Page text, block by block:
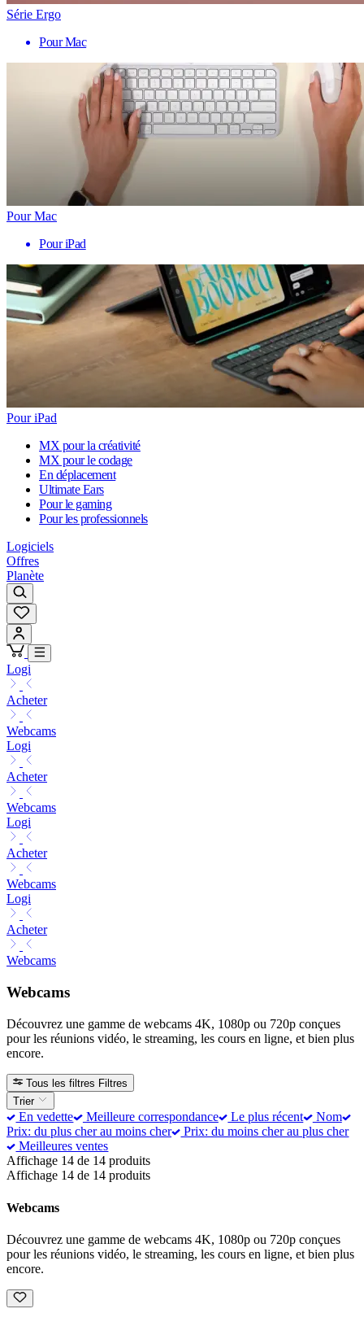
Série Ergo
Pour Mac
Pour Mac
Pour iPad
Pour iPad
MX pour la créativité
MX pour le codage
En déplacement
Ultimate Ears
Pour le gaming
Pour les professionnels
Logiciels
Offres
Planète
Logi
Acheter
Webcams
Logi
Acheter
Webcams
Logi
Acheter
Webcams
Logi
Acheter
Webcams
Webcams
Découvrez une gamme de webcams 4K, 1080p ou 720p conçues
pour les réunions vidéo, le streaming, les cours en ligne, et bien plus
encore.
Tous les filtres Filtres
Trier
En vedette Meilleure correspondance Le plus récent
Nom
Prix: du plus cher au moins cher
Prix: du moins cher au plus cher
Meilleures ventes
Affichage 14 de 14 produits
Affichage 14 de 14 produits
Webcams
Découvrez une gamme de webcams 4K, 1080p ou 720p conçues
pour les réunions vidéo, le streaming, les cours en ligne, et bien plus
encore.